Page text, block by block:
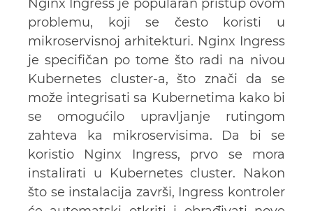
Nginx Ingress je popularan pristup ovom
problemu, koji se često koristi u
mikroservisnoj arhitekturi. Nginx Ingress
je specifičan po tome što radi na nivou
Kubernetes cluster-a, što znači da se
može integrisati sa Kubernetima kako bi
se omogućilo upravljanje rutingom
zahteva ka mikroservisima. Da bi se
koristio Nginx Ingress, prvo se mora
instalirati u Kubernetes cluster. Nakon
što se instalacija završi, Ingress kontroler